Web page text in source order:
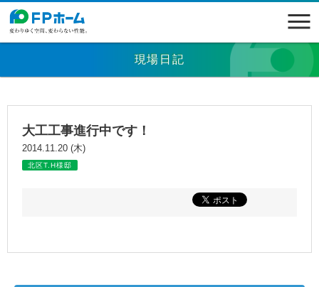
現場日記
大工工事進行中です！
2014.11.20 (木)
北区T.H様邸